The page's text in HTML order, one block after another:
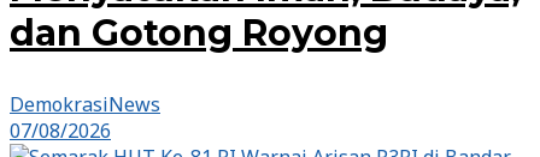
dan Gotong Royong
DemokrasiNews
07/08/2026